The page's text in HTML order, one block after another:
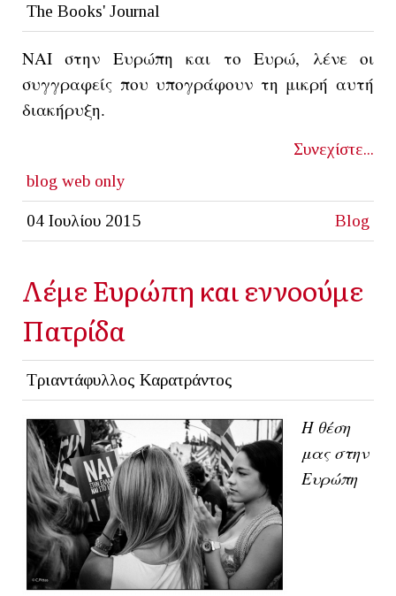
The Books' Journal
ΝΑΙ στην Ευρώπη και το Ευρώ, λένε οι
συγγραφείς που υπογράφουν τη μικρή αυτή
διακήρυξη.
Συνεχίστε...
blog web only
04 Ιουλίου 2015 Blog
Λέμε Ευρώπη και εννοούμε
Πατρίδα
Τριαντάφυλλος Καρατράντος
Η θέση
μας στην
Ευρώπη